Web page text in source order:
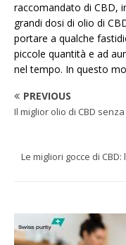
raccomandato di CBD,
grandi dosi di olio di
portare a qualche
piccole quantità e ad
nel tempo. In questo
PREVIOUS
Il miglior olio di CBD senza
Le migliori gocce di